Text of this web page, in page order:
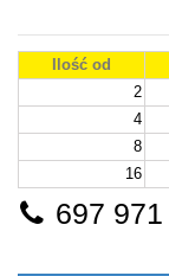
Ilość od
2
4
8
16
697